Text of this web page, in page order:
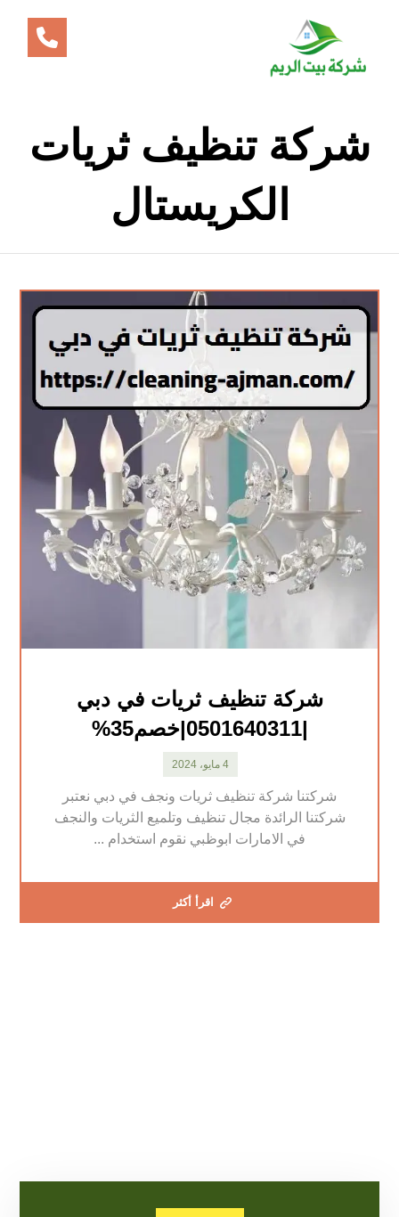
شركة تنظيف ثريات
الكريستال
شركة تنظيف ثريات في دبي
|0501640311|خصم35%
4 مايو، 2024
شركتنا شركة تنظيف ثريات ونجف في دبي نعتبر
شركتنا الرائدة مجال تنظيف وتلميع الثريات والنجف
في الامارات ابوظبي نقوم استخدام ...
اقرأ أكثر